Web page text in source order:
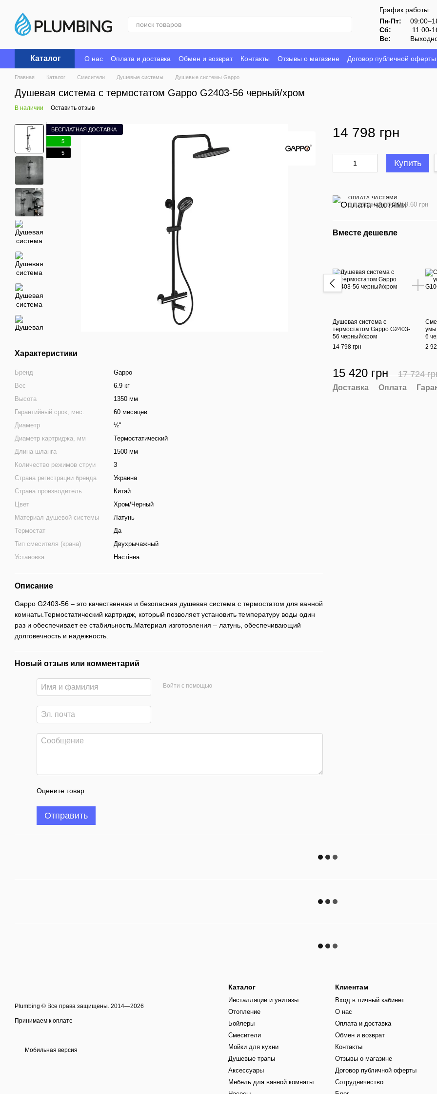
График работы:
Пн-Пт:
Сб:
11:00-
Вс:
Каталог О нас Оплата и доставка Обмен и возврат Контакты Отзывы о магазине Договор публичной оферты
Главная Каталог Смесители Душевые системы Душевые системы Gappo
Душевая система с термостатом Gappo G2403-56 черный/хром
В наличии Оставить отзыв
БЕСПЛАТНАЯ ДОСТАВКА
5
5
Характеристики
Бренд
Gappo
Вес
6.9 кг
Высота
1350 мм
Гарантийный срок, мес.
60 месяцев
Диаметр
½"
Диаметр картриджа, мм
Термостатический
Длина шланга
1500 мм
Количество режимов струи
3
Страна регистрации бренда
Украина
Страна производитель
Китай
Цвет
Хром/Черный
Материал душевой системы
Латунь
Термостат
Да
Тип смесителя (крана)
Двухрычажный
Установка
Настінна
Описание
Gappo G2403-56 – это качественная и безопасная душевая система с термостатом для ванной
комнаты.Термостатический картридж, который позволяет установить температуру воды один
раз и обеспечивает ее стабильность.Материал изготовления – латунь, обеспечивающий
долговечность и надежность.
Новый отзыв или комментарий
Войти с помощью
Оцените товар
Отправить
14 798 грн
Купить
ОПЛАТА ЧАСТЯМИ
5 платежей по 2 959.60 грн
Вместе дешевле
Душевая система с
термостатом Gappo G2403-
56 черный/хром
14 798 грн
6
2
15 420 грн 17 724
Доставка Оплата
Plumbing © Все права защищены. 2014—2026
Принимаем к оплате
Мобильная версия
Каталог
Инсталляции и унитазы
Отопление
Бойлеры
Смесители
Мойки для кухни
Душевые трапы
Аксессуары
Мебель для ванной комнаты
Клиентам
Вход в личный кабинет
О нас
Оплата и доставка
Обмен и возврат
Контакты
Отзывы о магазине
Договор публичной оферты
Сотрудничество